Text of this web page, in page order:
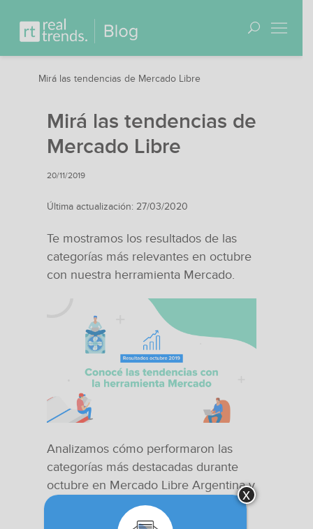
Mirá las tendencias de Mercado Libre
Mirá las tendencias de
Mercado Libre
20/11/2019
Última actualización: 27/03/2020
Te mostramos los resultados de las
categorías más relevantes en octubre
con nuestra herramienta Mercado.
Analizamos cómo performaron las
categorías más destacadas durante
octubre en Mercado Libre Argentina y
México con nuestra herramienta
x